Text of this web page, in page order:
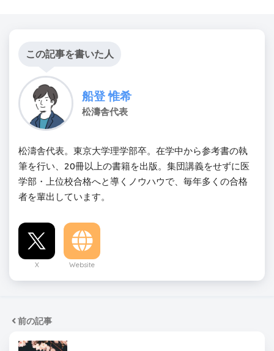
この記事を書いた人
船登 惟希
松濤舎代表
松濤舎代表。東京大学理学部卒。在学中から参考書の執
筆を行い、20冊以上の書籍を出版。集団講義をせずに医
学部・上位校合格へと導くノウハウで、毎年多くの合格
者を輩出しています。
X Website
前の記事